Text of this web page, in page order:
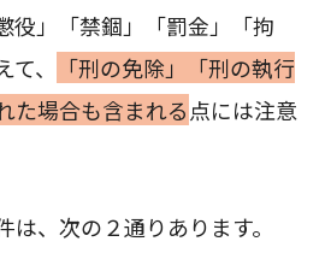
役」「禁錮」「罰金」「拘
、
「刑の免除」「刑の執行
た場合も含まれる点には注意
は、次の２通りあります。